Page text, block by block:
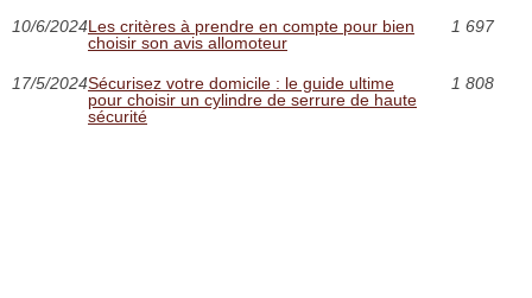
10/6/2024Les critères à prendre en compte pour bien
choisir son avis allomoteur
1 697
17/5/2024Sécurisez votre domicile : le guide ultime
pour choisir un cylindre de serrure de haute
sécurité
1 808